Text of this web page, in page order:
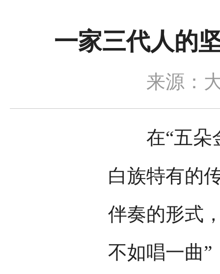
一家三代人的
来源：
在“五朵金
白族特有的
伴奏的形式
不如唱一曲